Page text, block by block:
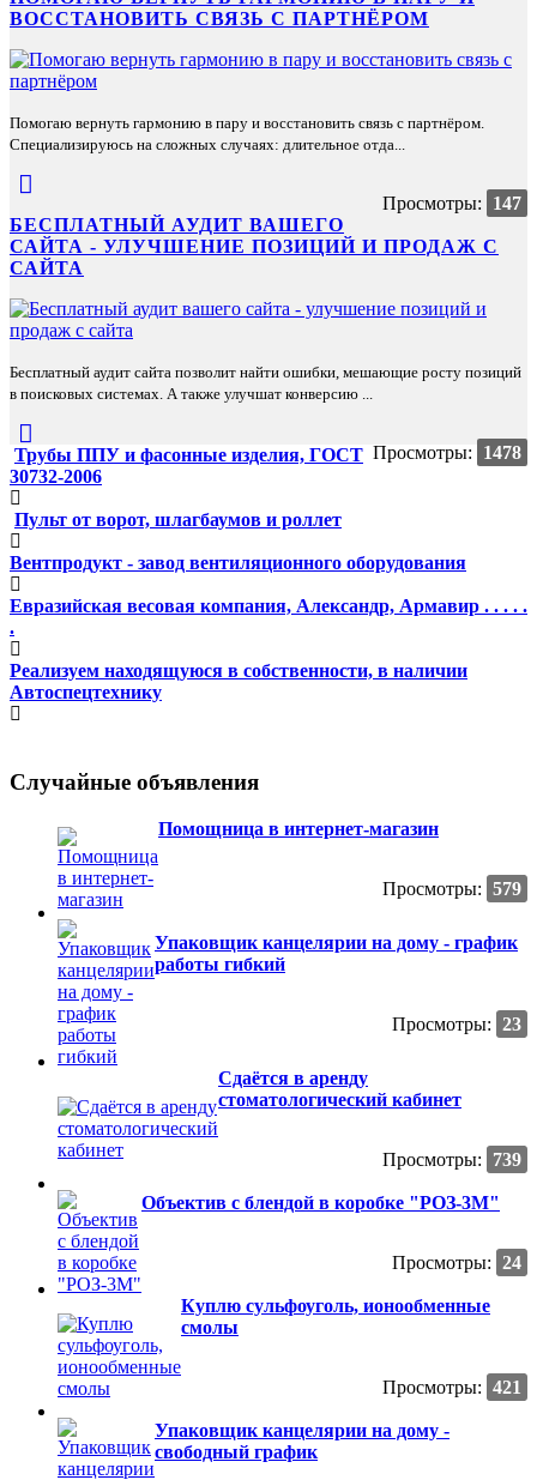
ВОССТАНОВИТЬ СВЯЗЬ С ПАРТНЁРОМ
Помогаю вернуть гармонию в пару и восстановить связь с партнёром.
Специализируюсь на сложных случаях: длительное отда...
Просмотры:
147
БЕСПЛАТНЫЙ АУДИТ ВАШЕГО
САЙТА - УЛУЧШЕНИЕ ПОЗИЦИЙ И ПРОДАЖ С
САЙТА
Бесплатный аудит сайта позволит найти ошибки, мешающие росту позиций
в поисковых системах. А также улучшат конверсию ...
Просмотры: 1478
Трубы ППУ и фасонные изделия, ГОСТ
30732-2006
Пульт от ворот, шлагбаумов и роллет
Вентпродукт - завод вентиляционного оборудования
Евразийская весовая компания, Александр, Армавир . . . . .
.
Реализуем находящуюся в собственности, в наличии
Автоспецтехнику
Случайные объявления
Помощница в интернет-магазин
Просмотры: 579
Упаковщик канцелярии на дому - график
работы гибкий
Просмотры: 23
Сдаётся в аренду
стоматологический кабинет
Просмотры: 739
Объектив с блендой в коробке "РОЗ-3М"
Просмотры: 24
Куплю сульфоуголь, ионообменные
смолы
Просмотры: 421
Упаковщик канцелярии на дому -
свободный график